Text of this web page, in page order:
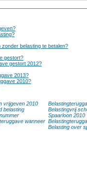
belasting te betalen?
gestort?
gestort 2012?
2013?
2010?
vrijgeven 2010
belasting
Belastingvrij
Spaarloon 2010
wanneer
Belasting over